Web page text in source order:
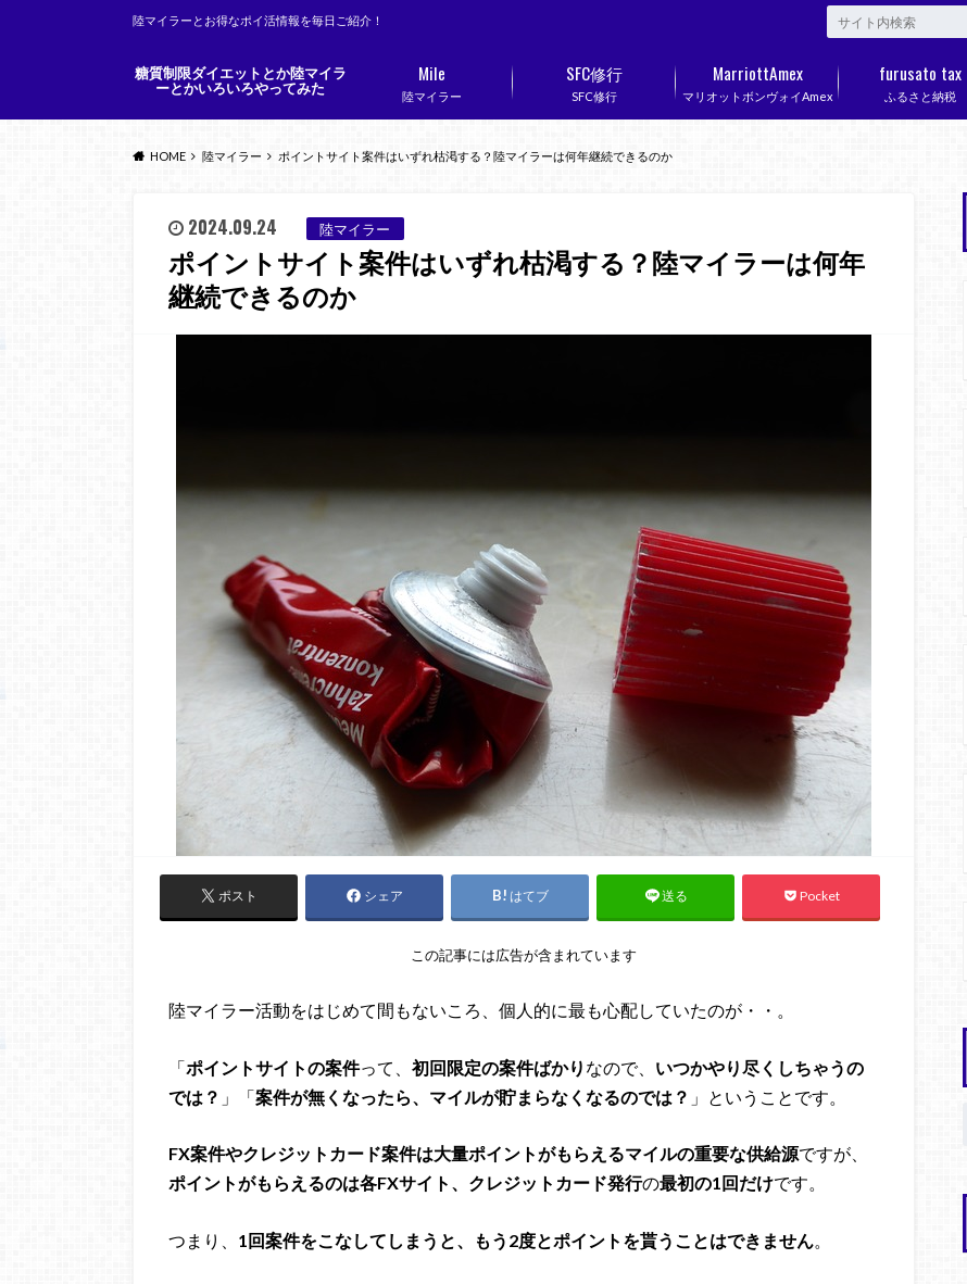
糖質制限ダイエットとか陸マイラ
ーとかいろいろやってみた
陸マイラーとお得なポイ活情報を毎日ご紹介！
陸マイラー
Mile
SFC修行
SFC修行
マリオットボンヴォイAmex
MarriottAmex
ふるさと納税
furusato tax
HOME 陸マイラー ポイントサイト案件はいずれ枯渇する？陸マイラーは何年継続できるのか
2024.09.24 陸マイラー
ポイントサイト案件はいずれ枯渇する？陸マイラーは何年
継続できるのか
ポスト シェア はてブ 送る Pocket
この記事には広告が含まれています
陸マイラー活動をはじめて間もないころ、個人的に最も心配していたのが・・。
「ポイントサイトの案件って、 初回限定の案件ばかり なので、 いつかやり尽くしちゃうの
では？ 」「案件が無くなったら、マイルが貯まらなくなるのでは？ 」ということです。
FX案件やクレジットカード案件は大量ポイントがもらえるマイルの重要な供給源ですが、
ポイントがもらえるのは各FXサイト、クレジットカード発行の最初の1回だけです。
つまり、 1回案件をこなしてしまうと、もう2度とポイントを貰うことはできません